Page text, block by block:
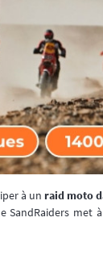
à un raid moto
SandRaiders